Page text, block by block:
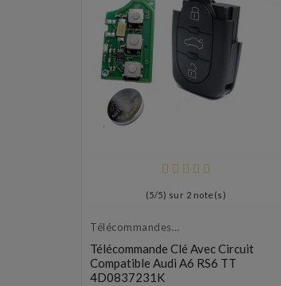
(5/5) sur 2 note(s)
Télécommandes
Télécommande Clé Avec Circuit
Compatible Audi A6 RS6 TT
4D0837231K